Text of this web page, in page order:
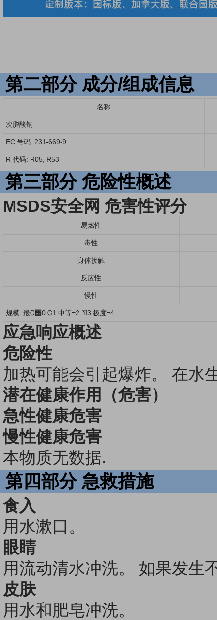
第二部分 成分/组成信息
名称
次膦酸钠
EC 号码: 231-669-9
R 代码: R05, R53
第三部分 危险性概述
MSDS安全网 危害性评分
易燃性
毒性
身体接触
反应性
慢性
规模: 最Ꮯ᥿0 Ꮯ1 中等=2 ⚿3 极度=4
应急响应概述
危险性
加热可能会引起爆炸。 在水
潜在健康作用（危害）
急性健康危害
慢性健康危害
本物质无数据.
第四部分 急救措施
食入
用水漱口。
眼睛
用流动清水冲洗。 如果发生
皮肤
用水和肥皂冲洗。